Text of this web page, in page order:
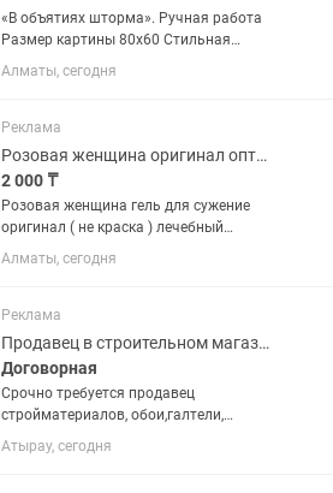
«В объятиях шторма». Ручная работа
Размер картины 80х60 Стильная
картина на холсте станет ярким
акцентом в любом интерьере.
насыщенными цветами и четкой
детализацией,...
Алматы, сегодня
Реклама
Розовая женщина оригинал оптом и в розницу фито аптека Китай онлайн магазин
2 000 ₸
Розовая женщина гель для сужение
оригинал ( не краска ) лечебный
эффект , убирает запах , убивает
микробы и бактерии отправка почта ,
Алматы, сегодня
Реклама
Продавец в строительном магазине
Договорная
Срочно требуется продавец
стройматериалов, обои,галтели,
плинтусы, краски и все прочее для
ремонта. Обязательно уметь
Атырау, сегодня